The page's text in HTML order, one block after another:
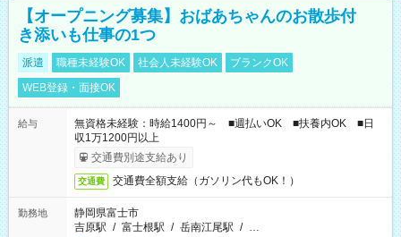
【オープニング募集】おばあちゃんのお散歩付
き添いも仕事の1つ
派遣 職種未経験OK 社会人未経験OK
ブランクOK
WEB登録・面接OK
給与
無資格未経験：時給1400円～ ■週払いOK ■扶養内OK ■日
収1万1200円以上
交通費別途支給あり
交通費 交通費全額支給（ガソリン代もOK！）
勤務地
静岡県富士市
吉原駅 / 富士根駅 / 岳南江尾駅 / …